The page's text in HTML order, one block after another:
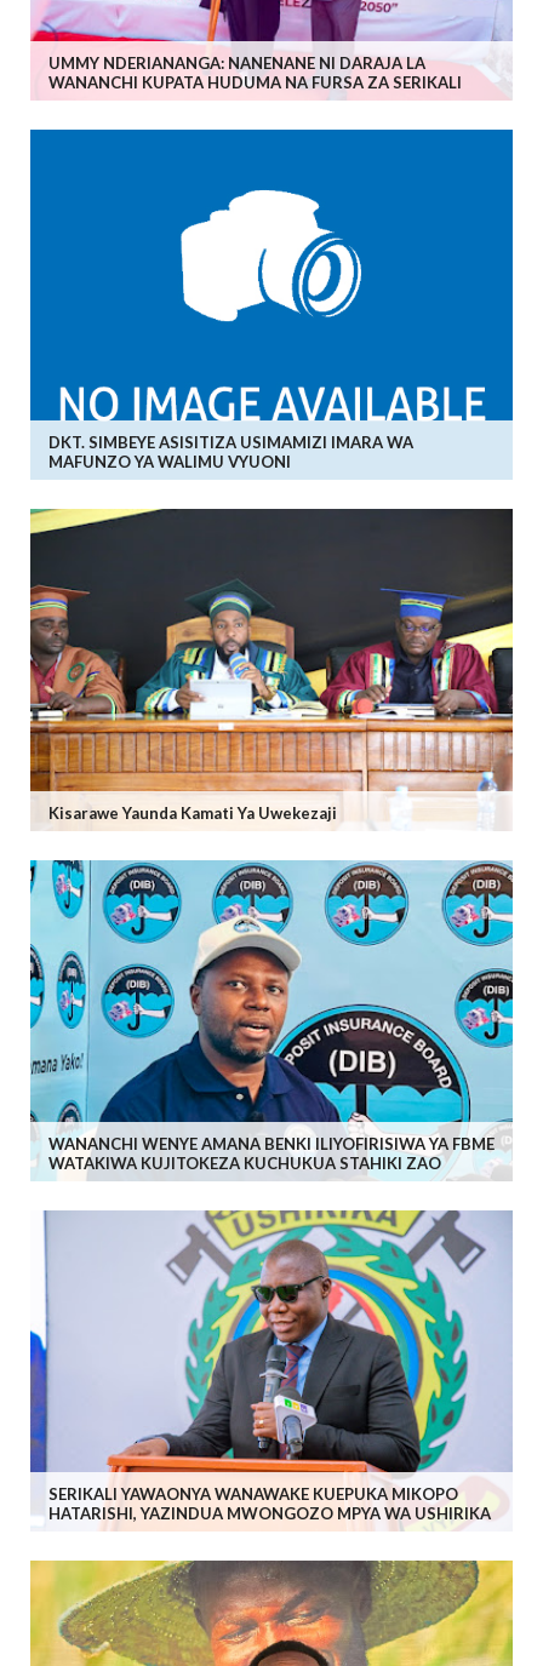
UMMY NDERIANANGA: NANENANE NI DARAJA LA
WANANCHI KUPATA HUDUMA NA FURSA ZA SERIKALI
DKT. SIMBEYE ASISITIZA USIMAMIZI IMARA WA
MAFUNZO YA WALIMU VYUONI
Kisarawe Yaunda Kamati Ya Uwekezaji
WANANCHI WENYE AMANA BENKI ILIYOFIRISIWA YA FBME
WATAKIWA KUJITOKEZA KUCHUKUA STAHIKI ZAO
SERIKALI YAWAONYA WANAWAKE KUEPUKA MIKOPO
HATARISHI, YAZINDUA MWONGOZO MPYA WA USHIRIKA